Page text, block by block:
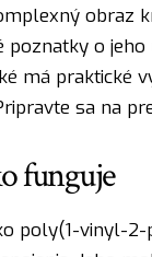
obraz
o
má praktické
sa na
funguje
poly(1-vinyl-